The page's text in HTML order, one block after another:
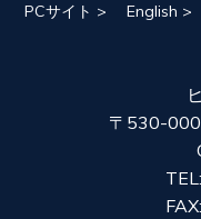
PCサイト >
English >
〒530-